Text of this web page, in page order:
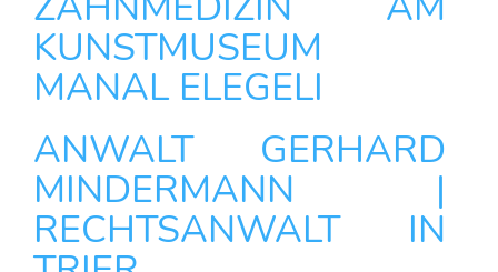
KUNSTMUSEUM
MANAL ELEGELI
ANWALT GERHARD
MINDERMANN |
RECHTSANWALT IN